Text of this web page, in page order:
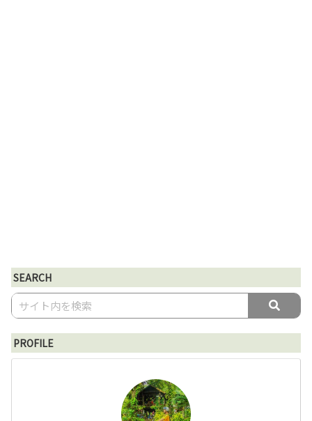
SEARCH
PROFILE